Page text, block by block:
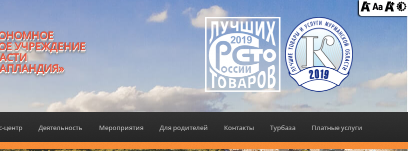
УЧРЕЖДЕНИЕ
центр Деятельность Мероприятия Для родителей Контакты Турбаза Платные услуги